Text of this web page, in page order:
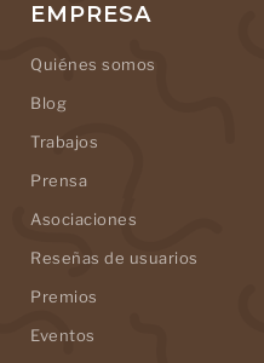
EMPRESA
Quiénes somos
Blog
Trabajos
Prensa
Asociaciones
Reseñas de usuarios
Premios
Eventos